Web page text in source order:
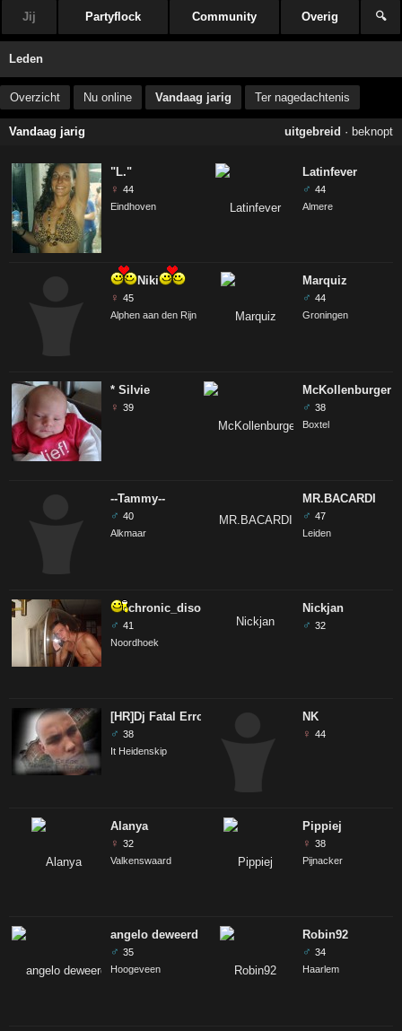
Jij Partyflock Community Overig 🔍
Leden
Overzicht Nu online Vandaag jarig Ter nagedachtenis
Vandaag jarig uitgebreid · beknopt
"L."
♀ 44
Eindhoven
Niki
♀ 45
Alphen aan den Rijn
* Silvie
♀ 39
--Tammy--
♂ 40
Alkmaar
chronic_disorder
♂ 41
Noordhoek
[HR]Dj Fatal Error
♂ 38
It Heidenskip
Alanya
♀ 32
Valkenswaard
angelo deweerd
♂ 35
Hoogeveen
Latinfever
♂ 44
Almere
Marquiz
♂ 44
Groningen
McKollenburger
♂ 38
Boxtel
MR.BACARDI
♂ 47
Leiden
Nickjan
♂ 32
NK
♀ 44
Pippiej
♀ 38
Pijnacker
Robin92
♂ 34
Haarlem